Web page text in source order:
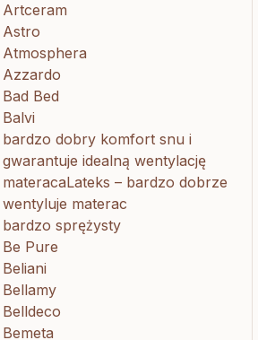
Artceram
Astro
Atmosphera
Azzardo
Bad Bed
Balvi
bardzo dobry komfort snu i
gwarantuje idealną wentylację
materacaLateks – bardzo dobrze
wentyluje materac
bardzo sprężysty
Be Pure
Beliani
Bellamy
Belldeco
Bemeta